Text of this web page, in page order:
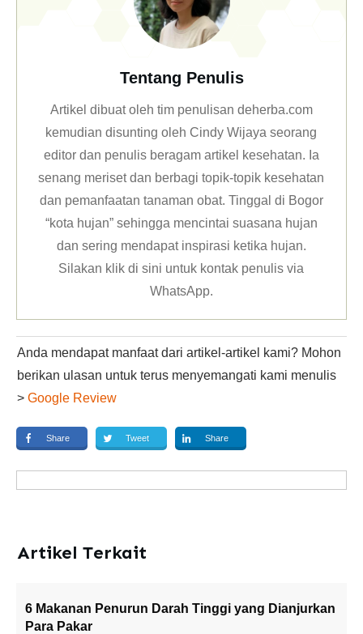
Tentang Penulis
Artikel dibuat oleh tim penulisan deherba.com
kemudian disunting oleh Cindy Wijaya seorang
editor dan penulis beragam artikel kesehatan. Ia
senang meriset dan berbagi topik-topik kesehatan
dan pemanfaatan tanaman obat. Tinggal di Bogor
“kota hujan” sehingga mencintai suasana hujan
dan sering mendapat inspirasi ketika hujan.
Silakan klikdi sini untuk kontak penulis via
WhatsApp.
Anda mendapat manfaat dari artikel-artikel kami? Mohon
berikan ulasan untuk terus menyemangati kami menulis
> Google Review
Share Tweet Share
Artikel Terkait
6 Makanan Penurun Darah Tinggi yang Dianjurkan
Para Pakar